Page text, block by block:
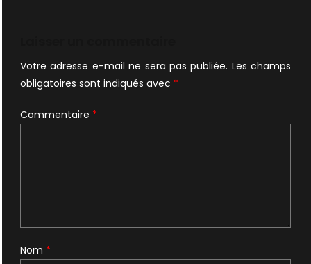
Votre adresse e-mail ne sera pas publiée. Les champs
obligatoires sont indiqués avec *
Commentaire *
Nom *